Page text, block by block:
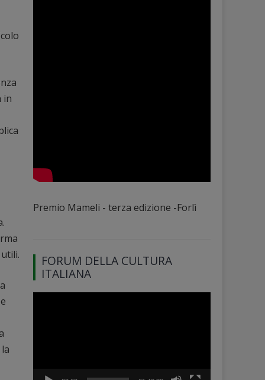
in
Premio Mameli - terza edizione -Forlì
FORUM DELLA CULTURA
ITALIANA